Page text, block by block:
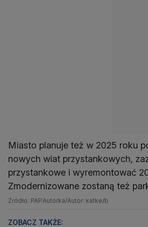
Miasto planuje też w 2025 roku
nowych wiat przystankowych,
przystankowe i wyremontować
Zmodernizowane zostaną też
Źródło: PAP Autorka/Autor: katke/b
ZOBACZ TAKŻE: